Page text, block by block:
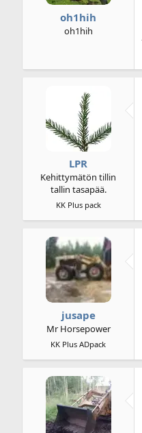
oh1hih
oh1hih
LPR
Kehittymätön tillin
tallin tasapää.
KK Plus pack
jusape
Mr Horsepower
KK Plus ADpack